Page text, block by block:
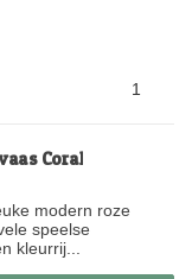
1
Coral
modern roze
speelse
kleurrij...